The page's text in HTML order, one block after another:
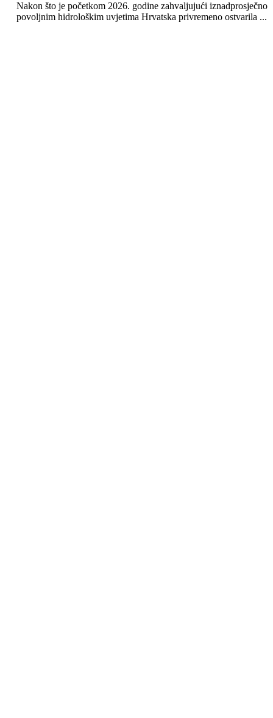
Nakon što je početkom 2026. godine zahvaljujući iznadprosječno
povoljnim hidrološkim uvjetima Hrvatska privremeno ostvarila ...